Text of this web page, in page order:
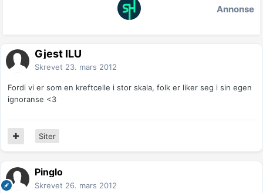
Annonse
Gjest ILU
Skrevet 23. mars 2012
Fordi vi er som en kreftcelle i stor skala, folk er liker seg i sin egen
ignoranse <3
Siter
Pinglo
Skrevet 26. mars 2012